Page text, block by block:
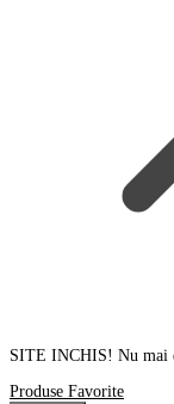
SITE INCHIS! Nu mai
Produse Favorite